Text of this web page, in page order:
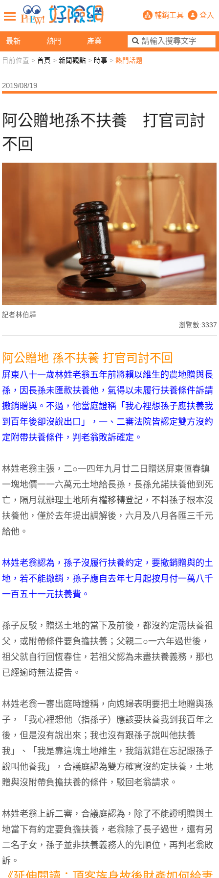
最新 熱門 產業
阿公贈地孫不扶養 打官司討不回-
輔銷工具 登入
新聞觀點 業務交流 好險懂生活
退休先準備 好險學堂 輔銷工具 活動專區
目前位置 >首頁 >新聞觀點 > 時事 >熱門話題
2019/08/19
阿公贈地孫不扶養 打官司討
不回
記者林伯驊
瀏覽數:3337
阿公贈地 孫不扶養 打官司討不回
屏東八十一歲林姓老翁五年前將賴以維生的農地贈與長
孫，因長孫未匯款扶養他，氣得以未履行扶養條件訴請
撤銷贈與。不過，他當庭證稱「我心裡想孫子應扶養我
到百年後卻沒說出口」，一、二審法院皆認定雙方沒約
定附帶扶養條件，判老翁敗訴確定。
林姓老翁主張，二○一四年九月廿二日贈送屏東恆春鎮
一塊地價一一六萬元土地給長孫，長孫允諾扶養他到死
亡，隔月就辦理土地所有權移轉登記，不料孫子根本沒
扶養他，僅於去年提出調解後，六月及八月各匯三千元
給他。
林姓老翁認為，孫子沒履行扶養約定，要撤銷贈與的土
地，若不能撤銷，孫子應自去年七月起按月付一萬八千
一百五十一元扶養費。
孫子反駁，贈送土地的當下及前後，都沒約定需扶養祖
父，或附帶條件要負擔扶養；父親二○一六年過世後，
祖父就自行回恆春住，若祖父認為未盡扶養義務，那也
已經逾時無法提告。
林姓老翁一審出庭時證稱，向媳婦表明要把土地贈與孫
子，「我心裡想他（指孫子）應該要扶養我到我百年之
後，但是沒有說出來；我也沒有跟孫子說叫他扶養
我」、「我是靠這塊土地維生，我錯就錯在忘記跟孫子
說叫他養我」，合議庭認為雙方確實沒約定扶養，土地
贈與沒附帶負擔扶養的條件，駁回老翁請求。
林姓老翁上訴二審，合議庭認為，除了不能證明贈與土
地當下有約定要負擔扶養，老翁除了長子過世，還有另
二名子女，孫子並非扶養義務人的先順位，再判老翁敗
訴。